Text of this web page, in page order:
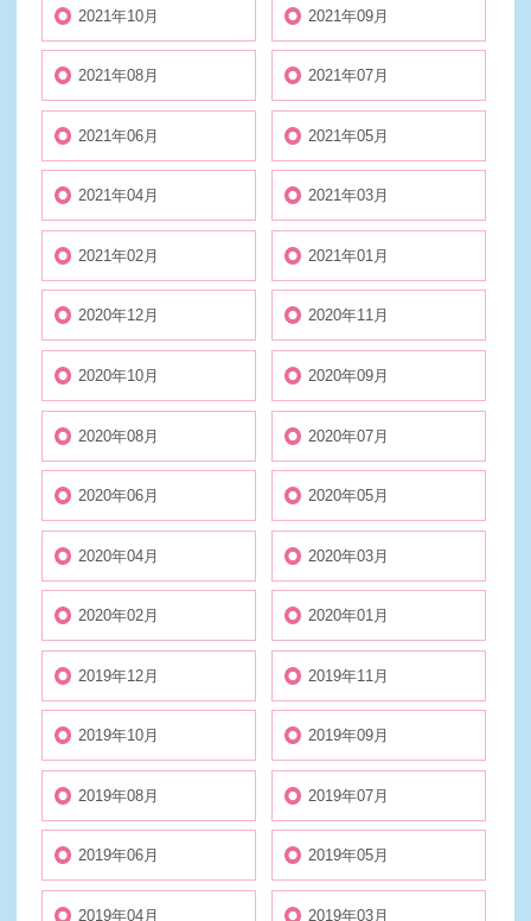
2021年10月 2021年09月
2021年08月 2021年07月
2021年06月 2021年05月
2021年04月 2021年03月
2021年02月 2021年01月
2020年12月 2020年11月
2020年10月 2020年09月
2020年08月 2020年07月
2020年06月 2020年05月
2020年04月 2020年03月
2020年02月 2020年01月
2019年12月 2019年11月
2019年10月 2019年09月
2019年08月 2019年07月
2019年06月 2019年05月
2019年04月 2019年03月